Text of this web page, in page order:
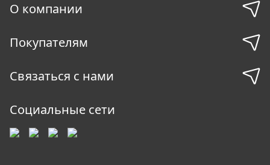
О компании
Покупателям
Связаться с нами
Социальные сети